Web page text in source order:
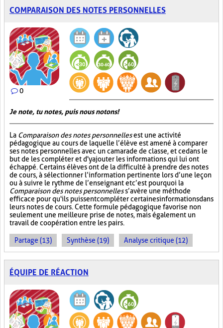
COMPARAISON DES NOTES PERSONNELLES
0
Je note, tu notes, puis nous notons!
La Comparaison des notes personnellesest une activité
pédagogique au cours de laquelle l’élève est amené à comparer
ses notes personnelles avec un camarade de classe, et ce dans le
but de les compléter et d'y ajouter les informations qui lui ont
échappé. Certains élèves ont de la difficulté à prendre des notes
de cours, à sélectionner l’information pertinente lors d’une leçon
ou à suivre le rythme de l’enseignant et c’est pourquoi la
Comparaison des notes personnelless’avère une méthode
efficace pour qu'ils puissent compléter certaines informations dans
leurs notes de cours. Cette formule pédagogique favorise non
seulement une meilleure prise de notes, mais également un
travail de coopération entre les pairs.
Partage (13) Synthèse (19) Analyse critique (12)
ÉQUIPE DE RÉACTION